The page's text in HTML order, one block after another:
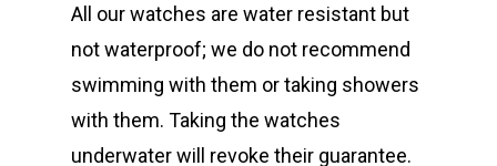
All our watches are water resistant but
not waterproof; we do not recommend
swimming with them or taking showers
with them. Taking the watches
underwater will revoke their guarantee.